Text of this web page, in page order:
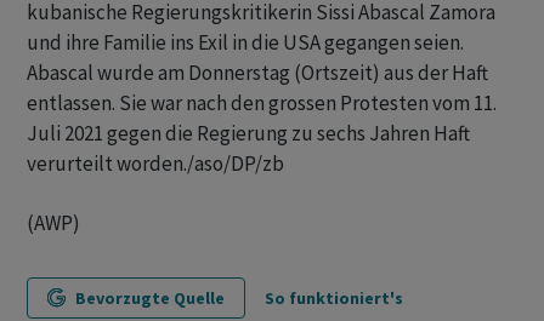
kubanische Regierungskritikerin Sissi Abascal Zamora
und ihre Familie ins Exil in die USA gegangen seien.
Abascal wurde am Donnerstag (Ortszeit) aus der Haft
entlassen. Sie war nach den grossen Protesten vom 11.
Juli 2021 gegen die Regierung zu sechs Jahren Haft
verurteilt worden./aso/DP/zb
(AWP)
Bevorzugte Quelle So funktioniert's